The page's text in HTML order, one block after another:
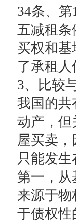
34条、
五减租条
买权和
了承租人
3、比较
我国的共
动产，但
屋买卖
只能发
第一，
来源于
于债权性